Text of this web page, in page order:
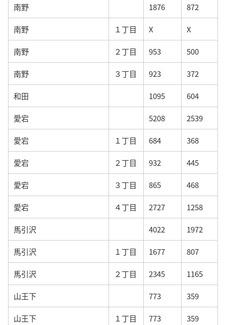
南野 1876 872
南野 １丁目 X X
南野 ２丁目 953 500
南野 ３丁目 923 372
和田 1095 604
愛宕 5208 2539
愛宕 １丁目 684 368
愛宕 ２丁目 932 445
愛宕 ３丁目 865 468
愛宕 ４丁目 2727 1258
馬引沢 4022 1972
馬引沢 １丁目 1677 807
馬引沢 ２丁目 2345 1165
山王下 773 359
山王下 １丁目 773 359